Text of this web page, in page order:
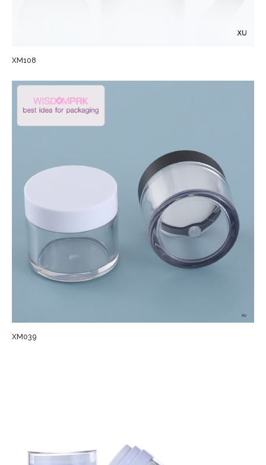
XM108
XM039